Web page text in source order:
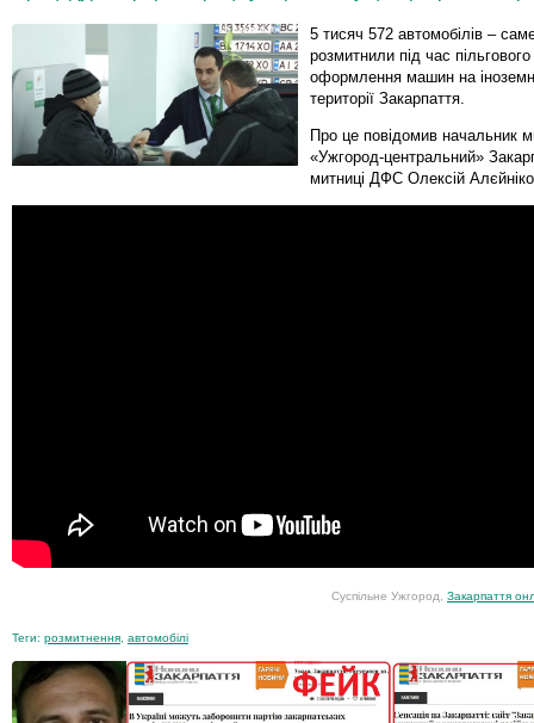
5 тисяч 572 автомобілів –
розмитнили під час пільгового
оформлення машин на
території Закарпаття.
Про це повідомив начальник
«Ужгород-центральний»
митниці ДФС Олексій
Суспільне Ужгород, Закарпаття
Теги: розмитнення автомобілі